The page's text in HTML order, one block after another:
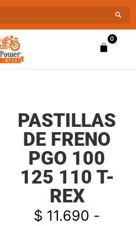
0
PASTILLAS
DE FRENO
PGO 100
125 110 T-
REX
$ 11.690 -